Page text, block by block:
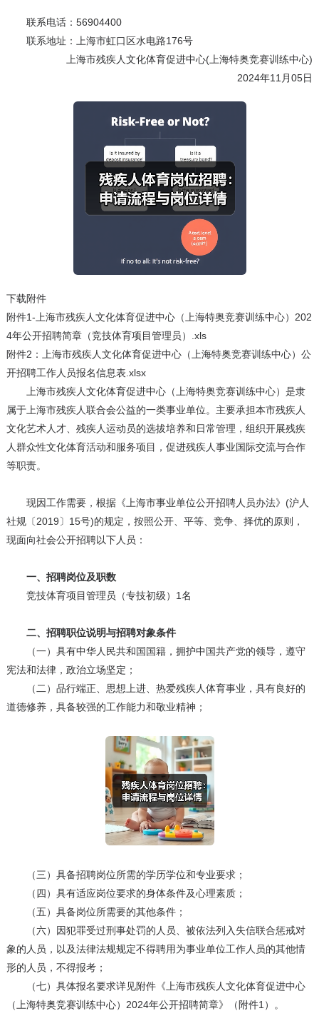
联系电话：56904400
联系地址：上海市虹口区水电路176号
上海市残疾人文化体育促进中心(上海特奥竞赛训练中心)
2024年11月05日
下载附件
附件1-上海市残疾人文化体育促进中心（上海特奥竞赛训练中心）202
4年公开招聘简章（竞技体育项目管理员）.xls
附件2：上海市残疾人文化体育促进中心（上海特奥竞赛训练中心）公
开招聘工作人员报名信息表.xlsx
上海市残疾人文化体育促进中心（上海特奥竞赛训练中心）是隶
属于上海市残疾人联合会公益的一类事业单位。主要承担本市残疾人
文化艺术人才、残疾人运动员的选拔培养和日常管理，组织开展残疾
人群众性文化体育活动和服务项目，促进残疾人事业国际交流与合作
等职责。
现因工作需要，根据《上海市事业单位公开招聘人员办法》(沪人
社规〔2019〕15号)的规定，按照公开、平等、竞争、择优的原则，
现面向社会公开招聘以下人员：
一、招聘岗位及职数
竞技体育项目管理员（专技初级）1名
二、招聘职位说明与招聘对象条件
（一）具有中华人民共和国国籍，拥护中国共产党的领导，遵守
宪法和法律，政治立场坚定；
（二）品行端正、思想上进、热爱残疾人体育事业，具有良好的
道德修养，具备较强的工作能力和敬业精神；
（三）具备招聘岗位所需的学历学位和专业要求；
（四）具有适应岗位要求的身体条件及心理素质；
（五）具备岗位所需要的其他条件；
（六）因犯罪受过刑事处罚的人员、被依法列入失信联合惩戒对
象的人员，以及法律法规规定不得聘用为事业单位工作人员的其他情
形的人员，不得报考；
（七）具体报名要求详见附件《上海市残疾人文化体育促进中心
（上海特奥竞赛训练中心）2024年公开招聘简章》（附件1）。